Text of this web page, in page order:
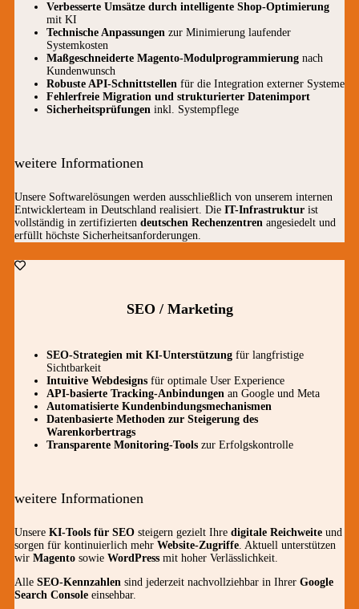
Verbesserte Umsätze durch intelligente Shop-Optimierung
mit KI
Technische Anpassungen zur Minimierung laufender
Systemkosten
Maßgeschneiderte Magento-Modulprogrammierung nach
Kundenwunsch
Robuste API-Schnittstellen für die Integration externer Systeme
Fehlerfreie Migration und strukturierter Datenimport
Sicherheitsprüfungen inkl. Systempflege
weitere Informationen
Unsere Softwarelösungen werden ausschließlich von unserem internen
Entwicklerteam in Deutschland realisiert. Die IT-Infrastruktur ist
vollständig in zertifizierten deutschen Rechenzentren angesiedelt und
erfüllt höchste Sicherheitsanforderungen.
SEO / Marketing
SEO-Strategien mit KI-Unterstützung für langfristige
Sichtbarkeit
Intuitive Webdesigns für optimale User Experience
API-basierte Tracking-Anbindungen an Google und Meta
Automatisierte Kundenbindungsmechanismen
Datenbasierte Methoden zur Steigerung des
Warenkorbertrags
Transparente Monitoring-Tools zur Erfolgskontrolle
weitere Informationen
Unsere KI-Tools für SEO steigern gezielt Ihre digitale Reichweite und
sorgen für kontinuierlich mehr Website-Zugriffe. Aktuell unterstützen
wir Magento sowie WordPress mit hoher Verlässlichkeit.
Alle SEO-Kennzahlen sind jederzeit nachvollziehbar in Ihrer Google
Search Console einsehbar.